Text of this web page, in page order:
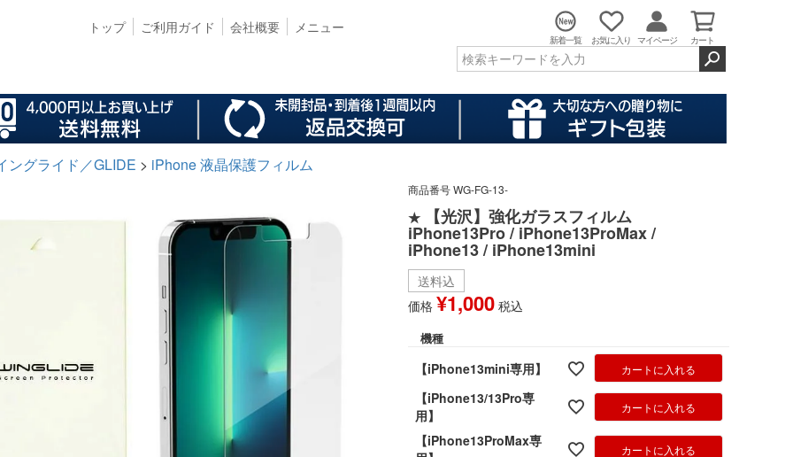
トップ ご利用ガイド 会社概要 メニュー
新着一覧 お気に入り マイページ カート
ングライド／GLIDE iPhone 液晶保護フィルム
商品番号WG-FG-13-
★ 【光沢】強化ガラスフィルム
iPhone13Pro / iPhone13ProMax /
iPhone13 / iPhone13mini
送料込
価格 ¥1,000 税込
機種
【iPhone13mini専用】 カートに入れる
【iPhone13/13Pro専
用】
カートに入れる
【iPhone13ProMax専
カートに入れる